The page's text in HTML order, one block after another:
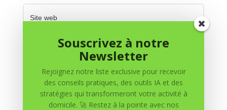
Enregistrer mon nom, mon e-mail et mon site dans
le navigateur pour mon prochain commentaire.
Soumettre le commentaire
Souscrivez à notre
Newsletter
Rejoignez notre liste exclusive pour recevoir
des conseils pratiques, des outils IA et des
stratégies qui transformeront votre activité à
domicile. 🚀 Restez à la pointe avec nos